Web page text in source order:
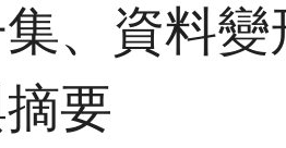
集、資料
摘要